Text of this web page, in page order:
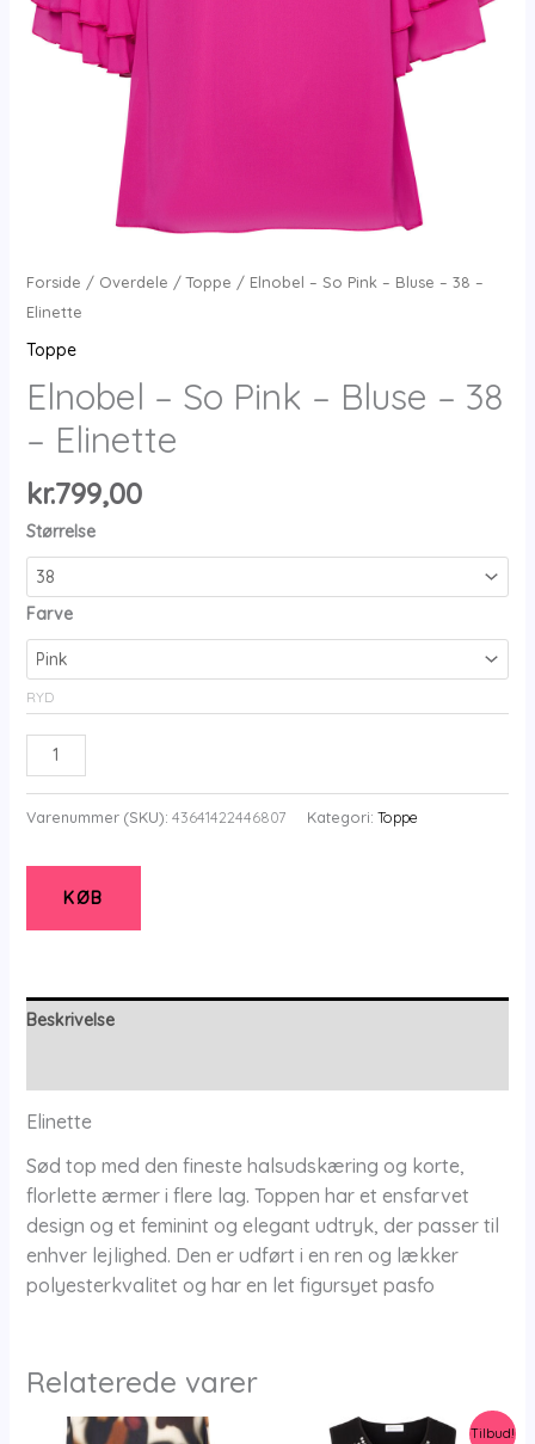
Forside / Overdele /Toppe / Elnobel – So Pink – Bluse – 38 –
Elinette
Toppe
Elnobel – So Pink – Bluse – 38
– Elinette
kr.799,00
Størrelse
Farve
RYD
Elnobel
-
So
-
Bluse
-
Elinette
Varenummer (SKU): 43641422446807 Kategori: Toppe
KØB
Beskrivelse
Elinette
Sød top med den fineste halsudskæring og korte,
florlette ærmer i flere lag. Toppen har et ensfarvet
design og et feminint og elegant udtryk, der passer til
enhver lejlighed. Den er udført i en ren og lækker
polyesterkvalitet og har en let figursyet pasfo
Relaterede varer
Tilbud!